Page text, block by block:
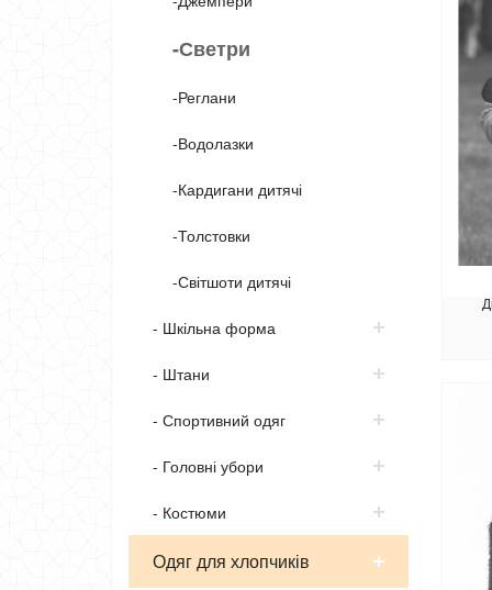
-Светри
-Реглани
-Водолазки
-Кардигани дитячі
-Толстовки
-Світшоти дитячі
- Шкільна форма
- Штани
- Спортивний одяг
- Головні убори
- Костюми
Одяг для хлопчиків